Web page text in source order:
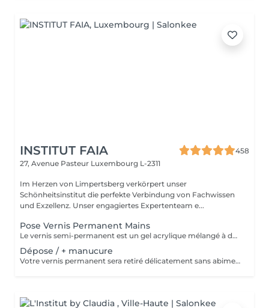
INSTITUT FAIA
458
27, Avenue Pasteur Luxembourg L-2311
Im Herzen von Limpertsberg verkörpert unser
Schönheitsinstitut die perfekte Verbindung von Fachwissen
und Exzellenz. Unser engagiertes Expertenteam e...
Pose Vernis Permanent Mains
Le vernis semi-permanent est un gel acrylique mélangé à du vernis, appliqué sur l'ongle et durci par des UV. Il a la même texture qu'un vernis classique, est aussi liquide et a encore plus de brillance. Il reste impeccable, sans ternir et sans s'écailler.
Dépose / + manucure
Votre vernis permanent sera retiré délicatement sans abimer vos ongles. La manucure est un soin des mains comprenant le limage des ongles, la pousse et la coupe des cuticules, massage avec crème de soin et application d'un vernis transparent si désiré.